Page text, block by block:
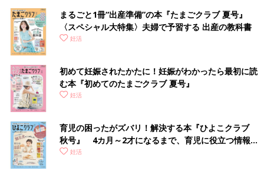
まるごと1冊“出産準備”の本『たまごクラブ 夏号』
〈スペシャル大特集〉夫婦で予習する 出産の教科書
妊活
初めて妊娠されたかたに！妊娠がわかったら最初に読
む本『初めてのたまごクラブ 夏号』
妊活
育児の困ったがズバリ！解決する本『ひよこクラブ
秋号』 4カ月～2才になるまで、育児に役立つ情報が
いっぱい！
妊活